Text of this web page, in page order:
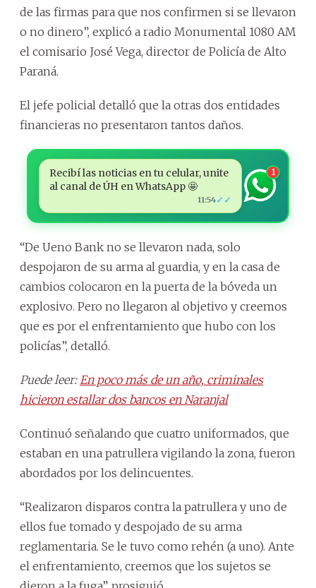
de las firmas para que nos confirmen si se llevaron
o no dinero”, explicó a radio Monumental 1080 AM
el comisario José Vega, director de Policía de Alto
Paraná.
El jefe policial detalló que la otras dos entidades
financieras no presentaron tantos daños.
Recibí las noticias en tu celular, unite
al canal de ÚH en WhatsApp 🤩
11:54✓✓
1
“De Ueno Bank no se llevaron nada, solo
despojaron de su arma al guardia, y en la casa de
cambios colocaron en la puerta de la bóveda un
explosivo. Pero no llegaron al objetivo y creemos
que es por el enfrentamiento que hubo con los
policías”, detalló.
Puede leer: En poco más de un año, criminales
hicieron estallar dos bancos en Naranjal
Continuó señalando que cuatro uniformados, que
estaban en una patrullera vigilando la zona, fueron
abordados por los delincuentes.
“Realizaron disparos contra la patrullera y uno de
ellos fue tomado y despojado de su arma
reglamentaria. Se le tuvo como rehén (a uno). Ante
el enfrentamiento, creemos que los sujetos se